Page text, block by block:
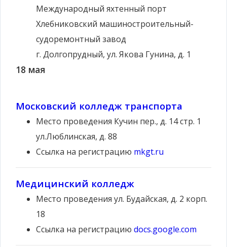
Международный яхтенный порт
Хлебниковский машиностроительный-
судоремонтный завод
г. Долгопрудный, ул. Якова Гунина, д. 1
18 мая
Московский колледж транспорта
Место проведения Кучин пер., д. 14 стр. 1
ул.Люблинская, д. 88
Ссылка на регистрацию mkgt.ru
Медицинский колледж
Место проведения ул. Будайская, д. 2 корп.
18
Ссылка на регистрацию docs.google.com